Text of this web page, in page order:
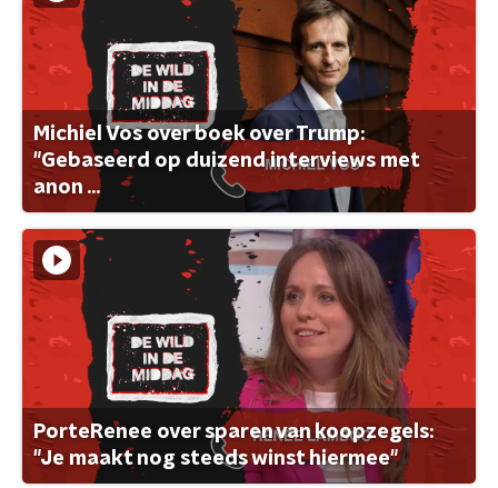
Michiel Vos over boek over Trump:
"Gebaseerd op duizend interviews met
anon ...
PorteRenee over sparen van koopzegels:
"Je maakt nog steeds winst hiermee"